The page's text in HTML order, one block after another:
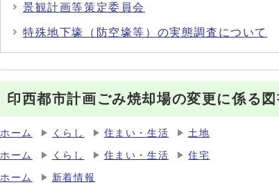
景観計画等策定委員会
特殊地下壕（防空壕等）の実態調査について
印西都市計画ごみ焼却場の変更に係る
ホーム くらし 住まい・生活 土地
ホーム くらし 住まい・生活 住宅
ホーム 新着情報